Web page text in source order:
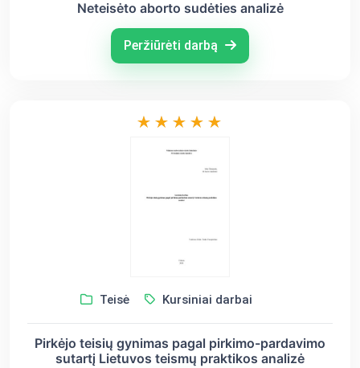
Neteisėto aborto sudėties analizė
Peržiūrėti darbą
Teisė Kursiniai darbai
Pirkėjo teisių gynimas pagal pirkimo-pardavimo
sutartį Lietuvos teismų praktikos analizė